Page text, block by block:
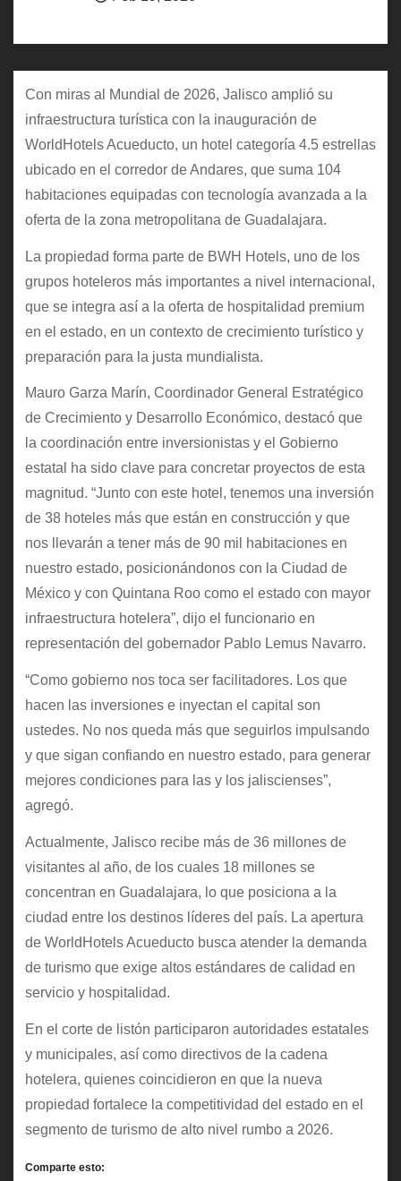
Con miras al Mundial de 2026, Jalisco amplió su
infraestructura turística con la inauguración de
WorldHotels Acueducto, un hotel categoría 4.5 estrellas
ubicado en el corredor de Andares, que suma 104
habitaciones equipadas con tecnología avanzada a la
oferta de la zona metropolitana de Guadalajara.
La propiedad forma parte de BWH Hotels, uno de los
grupos hoteleros más importantes a nivel internacional,
que se integra así a la oferta de hospitalidad premium
en el estado, en un contexto de crecimiento turístico y
preparación para la justa mundialista.
Mauro Garza Marín, Coordinador General Estratégico
de Crecimiento y Desarrollo Económico, destacó que
la coordinación entre inversionistas y el Gobierno
estatal ha sido clave para concretar proyectos de esta
magnitud. “Junto con este hotel, tenemos una inversión
de 38 hoteles más que están en construcción y que
nos llevarán a tener más de 90 mil habitaciones en
nuestro estado, posicionándonos con la Ciudad de
México y con Quintana Roo como el estado con mayor
infraestructura hotelera”, dijo el funcionario en
representación del gobernador Pablo Lemus Navarro.
“Como gobierno nos toca ser facilitadores. Los que
hacen las inversiones e inyectan el capital son
ustedes. No nos queda más que seguirlos impulsando
y que sigan confiando en nuestro estado, para generar
mejores condiciones para las y los jaliscienses”,
agregó.
Actualmente, Jalisco recibe más de 36 millones de
visitantes al año, de los cuales 18 millones se
concentran en Guadalajara, lo que posiciona a la
ciudad entre los destinos líderes del país. La apertura
de WorldHotels Acueducto busca atender la demanda
de turismo que exige altos estándares de calidad en
servicio y hospitalidad.
En el corte de listón participaron autoridades estatales
y municipales, así como directivos de la cadena
hotelera, quienes coincidieron en que la nueva
propiedad fortalece la competitividad del estado en el
segmento de turismo de alto nivel rumbo a 2026.
Comparte esto: